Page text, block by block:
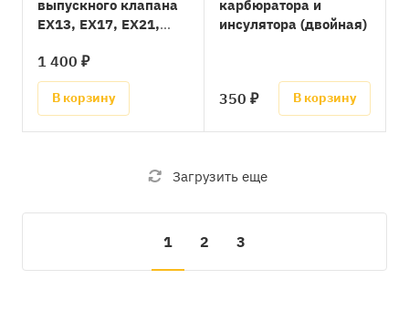
выпускного клапана
EX13, EX17, EX21,
1 400 ₽
В корзину
карбюратора и
инсулятора (двойная)
350 ₽ В корзину
Загрузить еще
1 2 3